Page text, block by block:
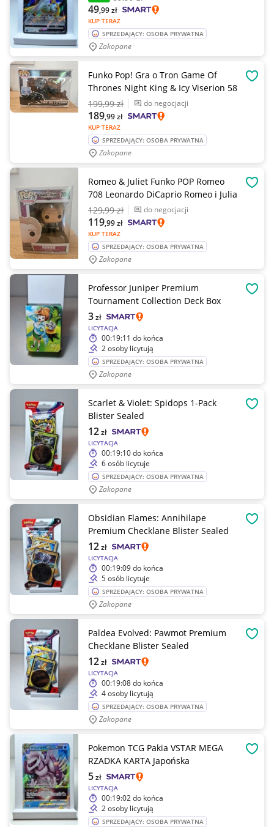
KUP TERAZ
49,99zł
SPRZEDAJĄCY: OSOBA PRYWATNA
Zakopane
Funko Pop! Gra o Tron Game Of
Thrones Night King & Icy Viserion 58
199,99 zł do negocjacji
KUP TERAZ
189,99zł
SPRZEDAJĄCY: OSOBA PRYWATNA
Zakopane
Romeo & Juliet Funko POP Romeo
708 Leonardo DiCaprio Romeo i Julia
129,99 zł do negocjacji
KUP TERAZ
119,99zł
SPRZEDAJĄCY: OSOBA PRYWATNA
Zakopane
Professor Juniper Premium
Tournament Collection Deck Box
LICYTACJA
3zł
00:19:11 do końca
2 osoby licytują
SPRZEDAJĄCY: OSOBA PRYWATNA
Zakopane
Scarlet & Violet: Spidops 1-Pack
Blister Sealed
LICYTACJA
12zł
00:19:10do końca
6 osób licytuje
SPRZEDAJĄCY: OSOBA PRYWATNA
Zakopane
Obsidian Flames: Annihilape
Premium Checklane Blister Sealed
LICYTACJA
12zł
00:19:09do końca
5 osób licytuje
SPRZEDAJĄCY: OSOBA PRYWATNA
Zakopane
Paldea Evolved: Pawmot Premium
Checklane Blister Sealed
LICYTACJA
12zł
00:19:08do końca
4 osoby licytują
SPRZEDAJĄCY: OSOBA PRYWATNA
Zakopane
Pokemon TCG Pakia VSTAR MEGA
RZADKA KARTA Japońska
LICYTACJA
5zł
00:19:02do końca
2 osoby licytują
SPRZEDAJĄCY: OSOBA PRYWATNA